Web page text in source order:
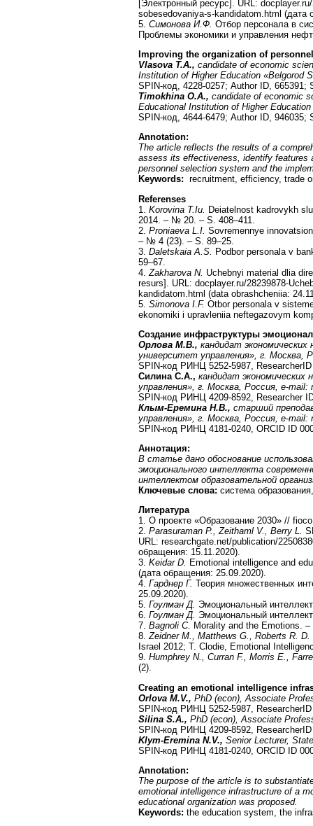
[Электронный ресурс]. URL:
sobesedovaniya-s-kandidatom.html (дата
5. Симонова И.Ф. Отбор персонала в
Проблемы экономики и управления
Improving the organization of
Vlasova T.A., candidate of economic
Institution of Higher Education «Belgorod
SPIN-код, 4228-0257; Author ID,
Timokhina O.A., candidate of economic
Educational Institution of Higher
SPIN-код, 4644-6479; Author ID,
Annotation:
The article reflects the results of a
assess its effectiveness, identify features
personnel selection system and the
Keywords: recruitment, efficiency, trade
Referenses
1. Korovina T.Iu. Deiatelnost kadrovykh
2014. – № 20. – S. 408–411.
2. Proniaeva L.I. Sovremennye
– № 4 (23). – S. 89–25.
3. Daletskaia A.S. Podbor personala v
59–67.
4. Zakharova N. Uchebnyi material dlia
resurs]. URL: docplayer.ru/28239878-
kandidatom.html (data obrashcheniia:
5. Simonova I.F. Otbor personala v
ekonomiki i upravleniia neftegazovym
Создание инфраструктуры
Орлова М.В., кандидат
университет управления», г. Москва,
SPIN-код РИНЦ 5252-5987, ResearcherID
Силина С.А., кандидат
управления», г. Москва, Россия, e-mail:
SPIN-код РИНЦ 4209-8592, Researcher
Клым-Еремина Н.В., старший
управления», г. Москва, Россия, e-mail:
SPIN-код РИНЦ 4181-0240, ORCID ID
Аннотация:
В статье дано обоснование
эмоционального интеллекта
интеллектом образовательной
Ключевые слова: система
Литература
1. О проекте «Образование 2030» //
2. Parasuraman P., Zeithaml V., Berry L.
URL: researchgate.net/publication/
обращения: 15.11.2020).
3. Keidar D. Emotional intelligence and
(дата обращения: 25.09.2020).
4. Гарднер Г. Теория множественных
25.09.2020).
5. Гоулман Д. Эмоциональный
6. Гоулман Д. Эмоциональный
7. Bagnoli С. Morality and the Emotions.
8.Zeidner М., Matthews G., Roberts R. D.
Israel 2012; T. Clodie, Emotional
9. Humphrey N., Curran F., Morris E.,
(2).
Creating an emotional intelligence
Orlova M.V., PhD (econ), Associate
SPIN-код РИНЦ 5252-5987, ResearcherID
Silina S.A., PhD (econ), Associate
SPIN-код РИНЦ 4209-8592, ResearcherID
Klym-Eremina N.V., Senior Lecturer,
SPIN-код РИНЦ 4181-0240, ORCID ID
Annotation:
The purpose of the article is to
emotional intelligence infrastructure of a
educational organization was proposed.
Keywords: the education system, the